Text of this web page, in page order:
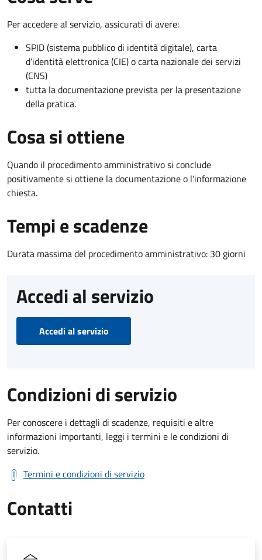
Per accedere al servizio, assicurati di avere:
SPID (sistema pubblico di identità digitale), carta
d’identità elettronica (CIE) o carta nazionale dei servizi
(CNS)
tutta la documentazione prevista per la presentazione
della pratica.
Cosa si ottiene
Quando il procedimento amministrativo si conclude
positivamente si ottiene la documentazione o l'informazione
chiesta.
Tempi e scadenze
Durata massima del procedimento amministrativo: 30 giorni
Accedi al servizio
Accedi al servizio
Condizioni di servizio
Per conoscere i dettagli di scadenze, requisiti e altre
informazioni importanti, leggi i termini e le condizioni di
servizio.
Termini e condizioni di servizio
Contatti